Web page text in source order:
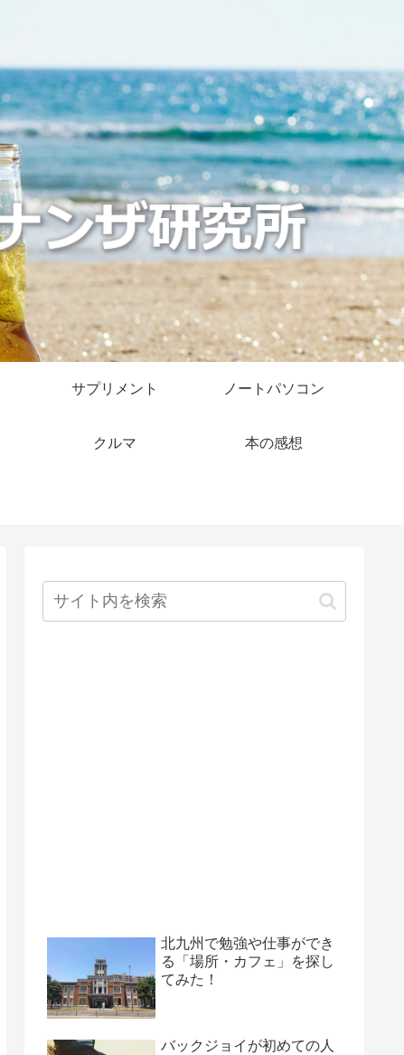
サプリメント ノートパソコン
クルマ 本の感想
北九州で勉強や仕事ができ
る「場所・カフェ」を探し
てみた！
バックジョイが初めての人